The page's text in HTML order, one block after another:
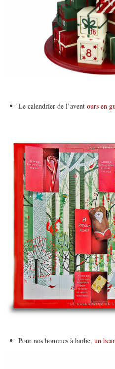
Le calendrier de l’avent ours en
Pour nos hommes à barbe, un